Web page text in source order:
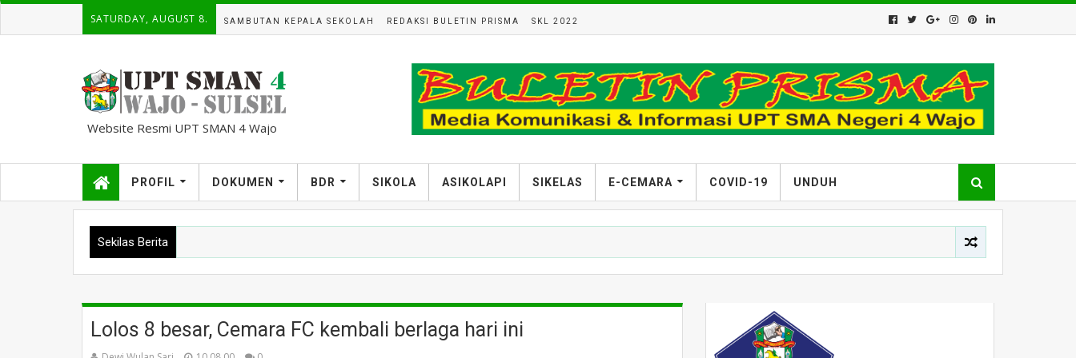
SATURDAY, AUGUST 8. SAMBUTAN KEPALA SEKOLAH REDAKSI BULETIN PRISMA SKL 2022
Website Resmi UPT SMAN 4 Wajo
PROFIL DOKUMEN BDR SIKOLA ASIKOLAPI SIKELAS E-CEMARA COVID-19 UNDUH
Sekilas Berita
Lolos 8 besar, Cemara FC kembali berlaga hari ini